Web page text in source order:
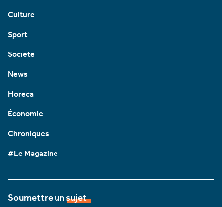
Culture
Sport
Société
News
Horeca
Économie
Chroniques
#Le Magazine
Soumettre un sujet